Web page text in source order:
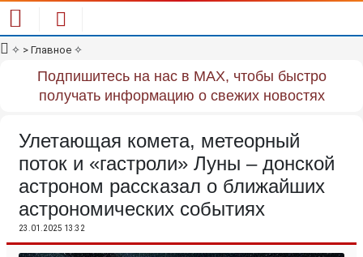
✧ > Главное ✧
Подпишитесь на нас в MAX, чтобы быстро
получать информацию о свежих новостях
Улетающая комета, метеорный
поток и «гастроли» Луны – донской
астроном рассказал о ближайших
астрономических событиях
23.01.2025 13:32